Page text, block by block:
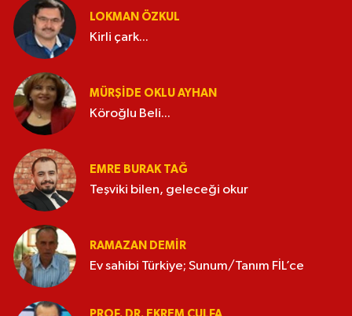
LOKMAN ÖZKUL
Kirli çark...
MÜRŞIDE OKLU AYHAN
Köroğlu Beli...
EMRE BURAK TAĞ
Teşviki bilen, geleceği okur
RAMAZAN DEMİR
Ev sahibi Türkiye; Sunum/Tanım FİL’ce